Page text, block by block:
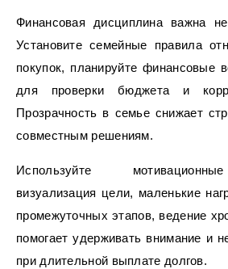
Финансовая дисциплина важна
Установите семейные правила
покупок, планируйте финансовые
для проверки бюджета и
Прозрачность в семье снижает
совместным решениям.
Используйте
визуализация цели, маленькие
промежуточных этапов, ведение
помогает удерживать внимание и
при длительной выплате долгов.